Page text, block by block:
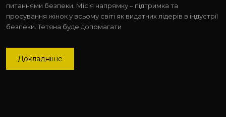
питаннями безпеки. Місія напрямку – підтримка та
просування жінок у всьому світі як видатних лідерів в індустрії
безпеки. Тетяна буде допомагати
Докладніше